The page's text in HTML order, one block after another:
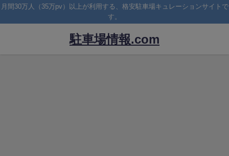
月間30万人（35万pv）以上が利用する、格安駐車場キュレーションサイトで
す。
駐車場情報.com